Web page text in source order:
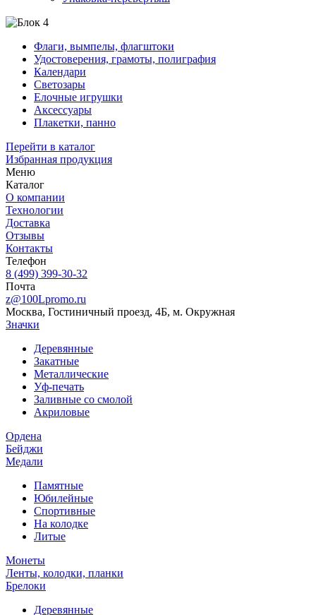
Флаги, вымпелы, флагштоки
Удостоверения, грамоты, полиграфия
Календари
Светозары
Елочные игрушки
Аксессуары
Плакетки, панно
Перейти в каталог
Избранная продукция
Меню
Каталог
О компании
Технологии
Доставка
Отзывы
Контакты
Телефон
8 (499) 399-30-32
Почта
z@100Lpromo.ru
Москва, Гостиничный проезд, 4Б, м. Окружная
Значки
Деревянные
Закатные
Металлические
Уф-печать
Заливные со смолой
Акриловые
Ордена
Бейджи
Медали
Памятные
Юбилейные
Спортивные
На колодке
Литые
Монеты
Ленты, колодки, планки
Брелоки
Деревянные